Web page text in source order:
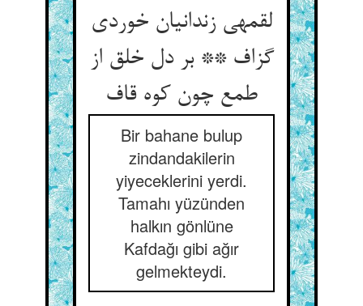
لقمه‏ی زندانیان خوردی
گزاف ** بر دل خلق از
طمع چون کوه قاف‏
Bir bahane bulup
zindandakilerin
yiyeceklerini yerdi.
Tamahı yüzünden
halkın gönlüne
Kafdağı gibi ağır
gelmekteydi.